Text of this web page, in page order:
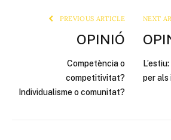
PREVIOUS ARTICLE
OPINIÓ
Competència o
competitivitat?
Individualisme o comunitat?
NEXT
per